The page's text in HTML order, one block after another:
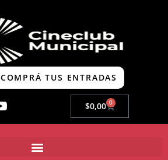
COMPRÁ TUS ENTRADAS
$0,00 0